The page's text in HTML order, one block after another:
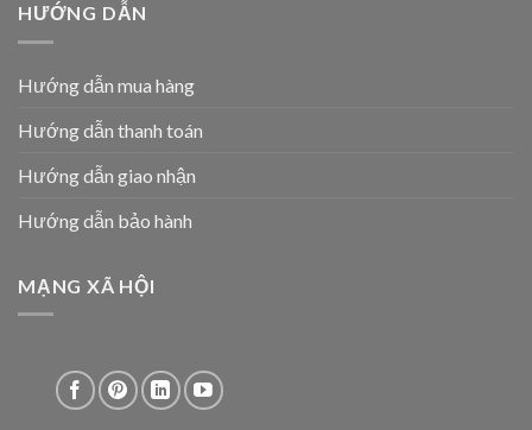
HƯỚNG DẪN
Hướng dẫn mua hàng
Hướng dẫn thanh toán
Hướng dẫn giao nhận
Hướng dẫn bảo hành
MẠNG XÃ HỘI